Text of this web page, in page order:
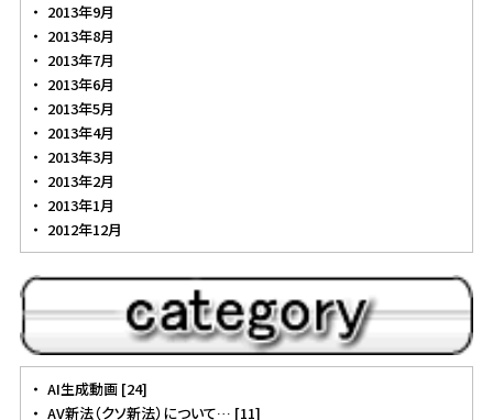
2013年9月
2013年8月
2013年7月
2013年6月
2013年5月
2013年4月
2013年3月
2013年2月
2013年1月
2012年12月
AI生成動画 [24]
AV新法（クソ新法）について… [11]